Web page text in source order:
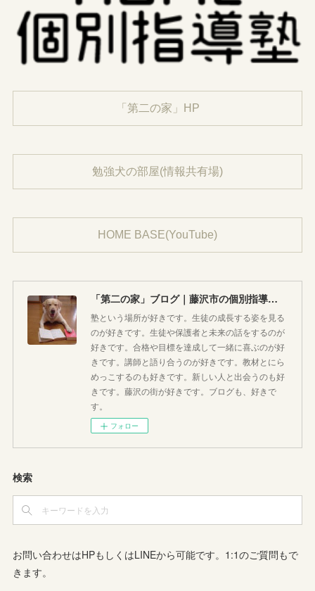
「第二の家」HP
勉強犬の部屋(情報共有場)
HOME BASE(YouTube)
「第二の家」ブログ｜藤沢市の個別指導塾のお話
塾という場所が好きです。生徒の成長する姿を見る
のが好きです。生徒や保護者と未来の話をするのが
好きです。合格や目標を達成して一緒に喜ぶのが好
きです。講師と語り合うのが好きです。教材とにら
めっこするのも好きです。新しい人と出会うのも好
きです。藤沢の街が好きです。ブログも、好きで
す。
フォロー
検索
お問い合わせはHPもしくはLINEから可能です。1:1のご質問もで
きます。